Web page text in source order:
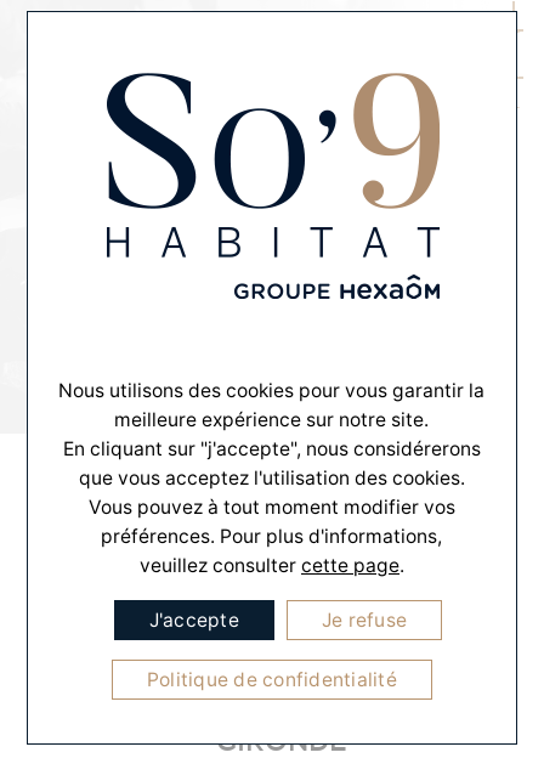
MENU
L'ESPRIT SO'9
CHARGÉ DE PROJETS H/F
CDI
GIRONDE
Nous utilisons des cookies pour vous garantir la
meilleure expérience sur notre site.
En cliquant sur "j'accepte", nous considérerons
que vous acceptez l'utilisation des cookies.
Vous pouvez à tout moment modifier vos
préférences. Pour plus d'informations,
veuillez consulter cette page.
J'accepte Je refuse
Politique de confidentialité